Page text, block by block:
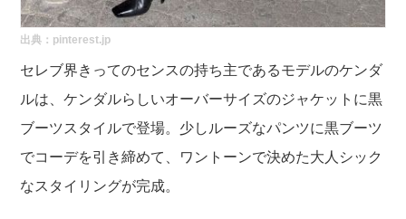
出典：pinterest.jp
セレブ界きってのセンスの持ち主であるモデルのケンダ
ルは、ケンダルらしいオーバーサイズのジャケットに黒
ブーツスタイルで登場。少しルーズなパンツに黒ブーツ
でコーデを引き締めて、ワントーンで決めた大人シック
なスタイリングが完成。